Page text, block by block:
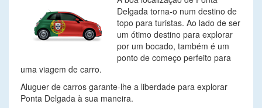
Delgada torna-o num destino de
topo para turistas. Ao lado de ser
um ótimo destino para explorar
por um bocado, também é um
ponto de começo perfeito para
uma viagem de carro.
Aluguer de carros garante-lhe a liberdade para explorar
Ponta Delgada à sua maneira.